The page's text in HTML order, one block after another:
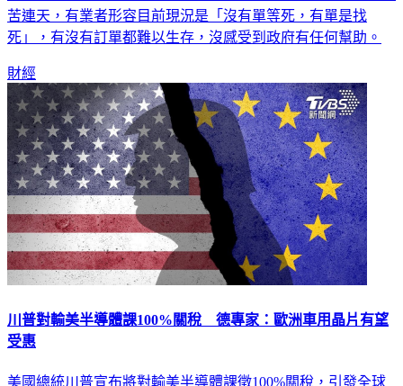
苦連天，有業者形容目前現況是「沒有單等死，有單是找
死」，有沒有訂單都難以生存，沒感受到政府有任何幫助。
財經
川普對輸美半導體課100%關稅 德專家：歐洲車用晶片有望
受惠
美國總統川普宣布將對輸美半導體課徵100%關稅，引發全球